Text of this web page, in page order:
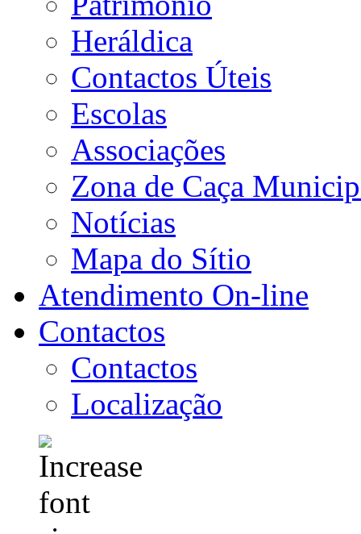
Heráldica
Contactos Úteis
Escolas
Associações
Zona de Caça
Notícias
Mapa do Sítio
Atendimento On-line
Contactos
Contactos
Localização